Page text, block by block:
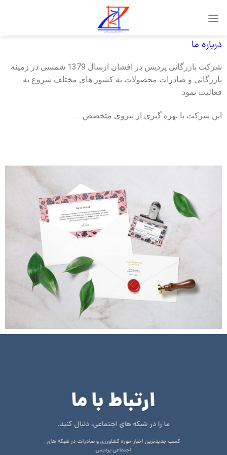
درباره ما
شرکت بازرگانی پردیس در افشان ازسال 1379 شمسی در زمینه
بازرگانی و صادرات محصولات به کشور های مختلف شروع به
فعالیت نمود.
این شرکت با بهره گیری از نیروی متخصص ….
ارتباط با ما
ما را در شبکه های اجتماعی، دنبال کنید.
کسب جدیدترین اخبار حوزه کشاورزی و صادرات در شبکه های
اجتماعی پردیس